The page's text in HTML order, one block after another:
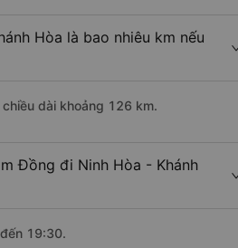
Hòa là bao nhiêu km nếu
dài khoảng 126 km.
Đồng đi Ninh Hòa - Khánh
19:30.